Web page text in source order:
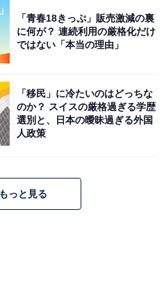
「青春18きっぷ」販売激減の裏
に何が？ 連続利用の厳格化だけ
ではない「本当の理由」
「移民」に冷たいのはどっちな
のか？ スイスの厳格過ぎる学歴
選別と、日本の曖昧過ぎる外国
人政策
っと見る